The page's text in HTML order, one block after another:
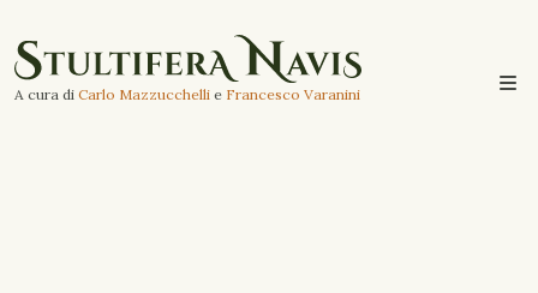
A cura di Carlo Mazzucchelli e Francesco Varanini